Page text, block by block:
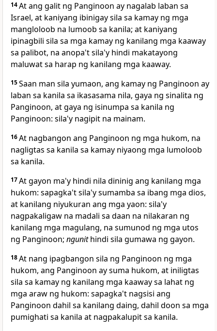
14At ang galit ng Panginoon ay nagalab laban sa
Israel, at kaniyang ibinigay sila sa kamay ng mga
mangloloob na lumoob sa kanila; at kaniyang
ipinagbili sila sa mga kamay ng kanilang mga kaaway
sa palibot, na anopa't sila'y hindi makatayong
maluwat sa harap ng kanilang mga kaaway.
15Saan man sila yumaon, ang kamay ng Panginoon ay
laban sa kanila sa ikasasama nila, gaya ng sinalita ng
Panginoon, atgaya ng isinumpa sa kanila ng
Panginoon: sila'y nagipit na mainam.
16At nagbangon ang Panginoon ng mga hukom, na
nagligtas sa kanila sa kamay niyaong mga lumoloob
sa kanila.
17At gayon ma'y hindi nila dininig ang kanilang mga
hukom: sapagka't sila'ysumamba sa ibang mga dios,
at kanilang niyukuran ang mga yaon: sila'y
nagpakaligaw na madali sa daan na nilakaran ng
kanilang mga magulang, na sumunod ng mga utos
ng Panginoon; ngunithindi sila gumawa ng gayon.
18At nang ipagbangon sila ng Panginoon ng mga
hukom, ang Panginoon ay suma hukom, at iniligtas
sila sa kamay ng kanilang mga kaaway sa lahat ng
mga araw ng hukom: sapagka't nagsisi ang
Panginoon dahil sa kanilang daing, dahil doon sa mga
pumighati sa kanila at nagpakalupit sa kanila.